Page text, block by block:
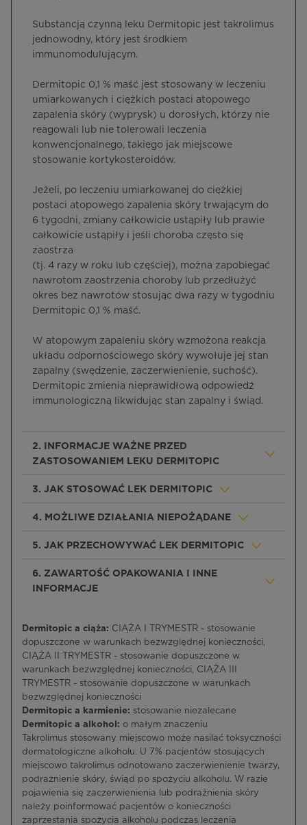
Substancją czynną leku Dermitopic jest takrolimus
jednowodny, który jest środkiem
immunomodulującym.
Dermitopic 0,1 % maść jest stosowany w leczeniu
umiarkowanych i ciężkich postaci atopowego
zapalenia skóry (wyprysk) u dorosłych, którzy nie
reagowali lub nie tolerowali leczenia
konwencjonalnego, takiego jak miejscowe
stosowanie kortykosteroidów.
Jeżeli, po leczeniu umiarkowanej do ciężkiej
postaci atopowego zapalenia skóry trwającym do
6 tygodni, zmiany całkowicie ustąpiły lub prawie
całkowicie ustąpiły i jeśli choroba często się
zaostrza
(tj. 4 razy w roku lub częściej), można zapobiegać
nawrotom zaostrzenia choroby lub przedłużyć
okres bez nawrotów stosując dwa razy w tygodniu
Dermitopic 0,1 % maść.
W atopowym zapaleniu skóry wzmożona reakcja
układu odpornościowego skóry wywołuje jej stan
zapalny (swędzenie, zaczerwienienie, suchość).
Dermitopic zmienia nieprawidłową odpowiedź
immunologiczną likwidując stan zapalny i świąd.
2. INFORMACJE WAŻNE PRZED
ZASTOSOWANIEM LEKU DERMITOPIC
3. JAK STOSOWAĆ LEK DERMITOPIC
4. MOŻLIWE DZIAŁANIA NIEPOŻĄDANE
5. JAK PRZECHOWYWAĆ LEK DERMITOPIC
6. ZAWARTOŚĆ OPAKOWANIA I INNE
INFORMACJE
Dermitopic a ciąża: CIĄŻA I TRYMESTR - stosowanie
dopuszczone w warunkach bezwzględnej konieczności,
CIĄŻA II TRYMESTR - stosowanie dopuszczone w
warunkach bezwzględnej konieczności, CIĄŻA III
TRYMESTR - stosowanie dopuszczone w warunkach
bezwzględnej konieczności
Dermitopic a karmienie: stosowanie niezalecane
Dermitopic a alkohol: o małym znaczeniu
Takrolimus stosowany miejscowo może nasilać toksyczności
dermatologiczne alkoholu. U 7% pacjentów stosujących
miejscowo takrolimus odnotowano zaczerwienienie twarzy,
podrażnienie skóry, świąd po spożyciu alkoholu. W razie
pojawienia się zaczerwienienia lub podrażnienia skóry
należy poinformować pacjentów o konieczności
zaprzestania spożycia alkoholu podczas leczenia